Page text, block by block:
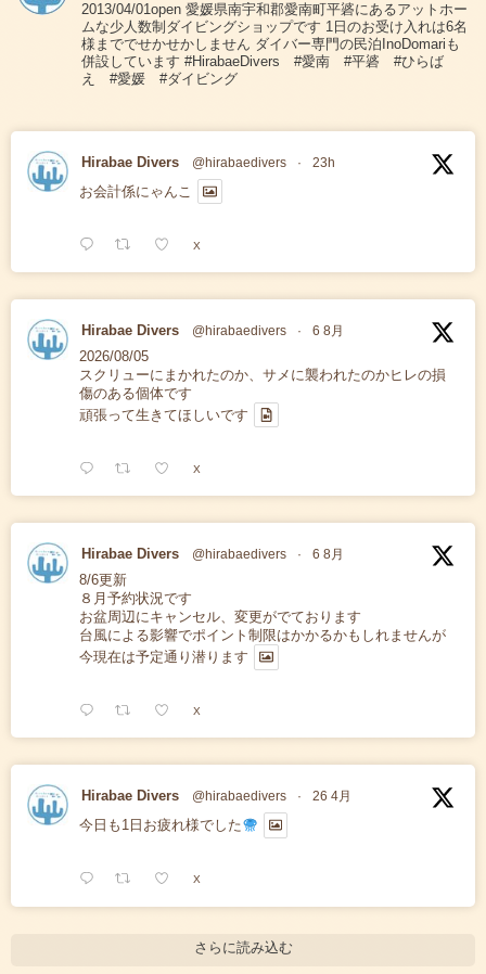
2013/04/01open 愛媛県南宇和郡愛南町平碆にあるアットホー
ムな少人数制ダイビングショップです 1日のお受け入れは6名
様まででせかせかしません ダイバー専門の民泊InoDomariも
併設しています #HirabaeDivers #愛南 #平碆 #ひらば
え #愛媛 #ダイビング
Hirabae Divers @hirabaedivers · 23h
お会計係にゃんこ
X
Hirabae Divers @hirabaedivers · 6 8月
2026/08/05
スクリューにまかれたのか、サメに襲われたのかヒレの損
傷のある個体です
頑張って生きてほしいです
X
Hirabae Divers @hirabaedivers · 6 8月
8/6更新
８月予約状況です
お盆周辺にキャンセル、変更がでております
台風による影響でポイント制限はかかるかもしれませんが
今現在は予定通り潜ります
X
Hirabae Divers @hirabaedivers · 26 4月
今日も1日お疲れ様でした
X
さらに読み込む